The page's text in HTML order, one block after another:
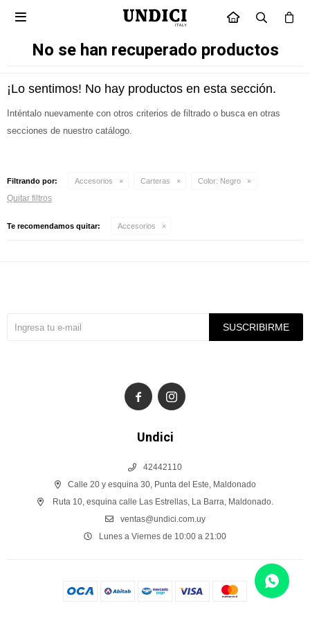
INICIO

No se han recuperado productos
¡Lo sentimos! No hay productos en esta sección.
Inténtalo nuevamente con otros criterios de filtrado o busca en otras
secciones de nuestro catálogo.
Filtrando por: Accesorios Carteras Color: Negro
Quitar filtros
Te recomendamos quitar: Accesorios
Undici
42442110
Calle 20 y esquina 30, Punta del Este, Maldonado
Ruta 10, esquina calle Las Estrellas, La Barra, Maldonado.
ventas@undici.com.uy
Lunes a Viernes de 10:00 a 21:00
SUSCRIBIRME
 